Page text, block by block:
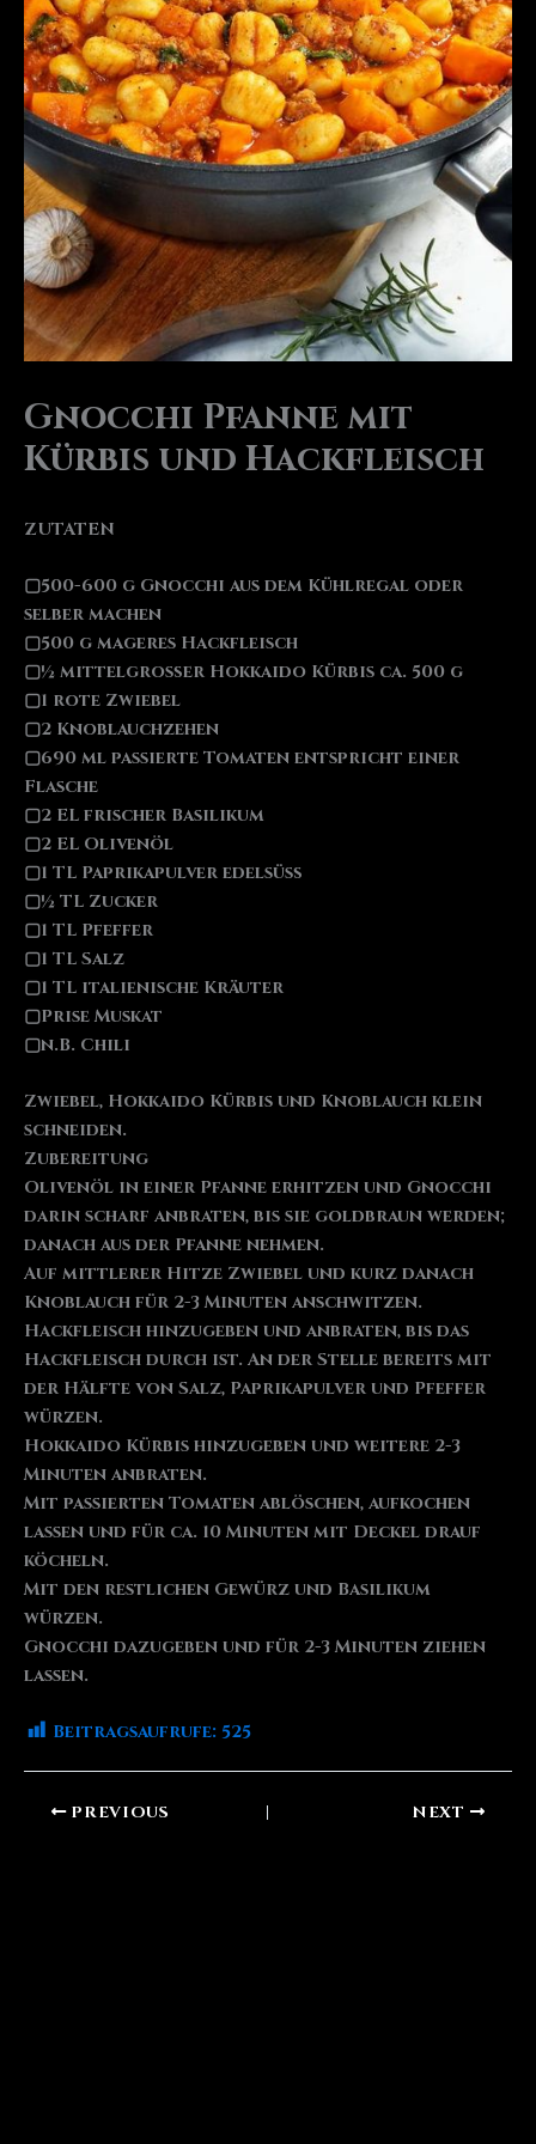
Gnocchi Pfanne mit
Kürbis und Hackfleisch
ZUTATEN
▢500-600 g Gnocchi aus dem Kühlregal oder
selber machen
▢500 g mageres Hackfleisch
▢½ mittelgroßer Hokkaido Kürbis ca. 500 g
▢1 rote Zwiebel
▢2 Knoblauchzehen
▢690 ml passierte Tomaten entspricht einer
Flasche
▢2 EL frischer Basilikum
▢2 EL Olivenöl
▢1 TL Paprikapulver edelsüß
▢½ TL Zucker
▢1 TL Pfeffer
▢1 TL Salz
▢1 TL italienische Kräuter
▢Prise Muskat
▢n.B. Chili
Zwiebel, Hokkaido Kürbis und Knoblauch klein
schneiden.
Zubereitung
Olivenöl in einer Pfanne erhitzen und Gnocchi
darin scharf anbraten, bis sie goldbraun werden;
danach aus der Pfanne nehmen.
Auf mittlerer Hitze Zwiebel und kurz danach
Knoblauch für 2-3 Minuten anschwitzen.
Hackfleisch hinzugeben und anbraten, bis das
Hackfleisch durch ist. An der Stelle bereits mit
der Hälfte von Salz, Paprikapulver und Pfeffer
würzen.
Hokkaido Kürbis hinzugeben und weitere 2-3
Minuten anbraten.
Mit passierten Tomaten ablöschen, aufkochen
lassen und für ca. 10 Minuten mit Deckel drauf
köcheln.
Mit den restlichen Gewürz und Basilikum
würzen.
Gnocchi dazugeben und für 2-3 Minuten ziehen
lassen.
Beitragsaufrufe: 525
PREVIOUS NEXT